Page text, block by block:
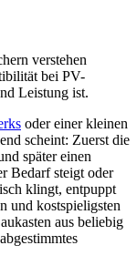
bei PV-
Leistung ist.
oder einer kleinen
scheint: Zuerst die
später einen
Bedarf steigt oder
klingt, entpuppt
und kostspieligsten
aus beliebig